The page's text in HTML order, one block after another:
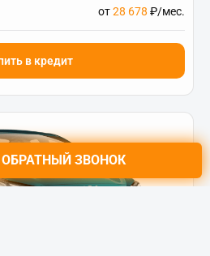
от28 678 ₽/мес.
в кредит
ОБРАТНЫЙ ЗВОНОК